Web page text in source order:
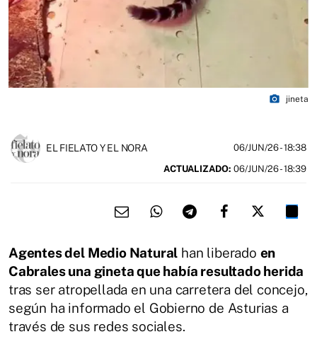
photo_camera jineta
EL FIELATO Y EL NORA 06/JUN/26- 18:38
ACTUALIZADO: 06/JUN/26 - 18:39
Agentes del Medio Natural han liberado en
Cabrales una gineta que había resultado herida
tras ser atropellada en una carretera del concejo,
según ha informado el Gobierno de Asturias a
través de sus redes sociales.